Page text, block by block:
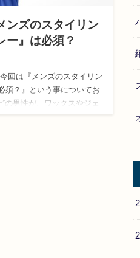
ンズのスタイリン
ー』は必須？
回は『メンズのスタイリン
須？』という事についてお
男性が、ワックスやジェ